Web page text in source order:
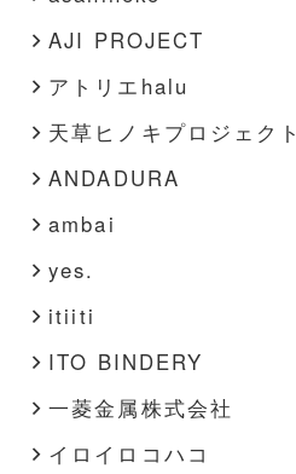
AJI PROJECT
アトリエhalu
天草ヒノキプロジェクト
ANDADURA
ambai
yes.
itiiti
ITO BINDERY
一菱金属株式会社
イロイロコハコ